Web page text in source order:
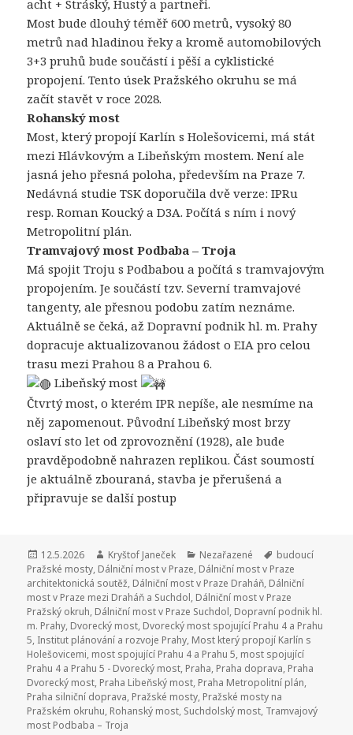
acht + Stráský, Hustý a partneři.
Most bude dlouhý téměř 600 metrů, vysoký 80
metrů nad hladinou řeky a kromě automobilových
3+3 pruhů bude součástí i pěší a cyklistické
propojení. Tento úsek Pražského okruhu se má
začít stavět v roce 2028.
Rohanský most
Most, který propojí Karlín s Holešovicemi, má stát
mezi Hlávkovým a Libeňským mostem. Není ale
jasná jeho přesná poloha, především na Praze 7.
Nedávná studie TSK doporučila dvě verze: IPRu
resp. Roman Koucký a D3A. Počítá s ním i nový
Metropolitní plán.
Tramvajový most Podbaba – Troja
Má spojit Troju s Podbabou a počítá s tramvajovým
propojením. Je součástí tzv. Severní tramvajové
tangenty, ale přesnou podobu zatím neznáme.
Aktuálně se čeká, až Dopravní podnik hl. m. Prahy
dopracuje aktualizovanou žádost o EIA pro celou
trasu mezi Prahou 8 a Prahou 6.
Libeňský most
Čtvrtý most, o kterém IPR nepíše, ale nesmíme na
něj zapomenout. Původní Libeňský most brzy
oslaví sto let od zprovoznění (1928), ale bude
pravděpodobně nahrazen replikou. Část soumostí
je aktuálně zbouraná, stavba je přerušená a
připravuje se další postup
Publikováno:
12.5.2026 Autor:
Kryštof Janeček Rubriky:
Nezařazené Štítky:
budoucí
Pražské mosty, Dálniční most v Praze, Dálniční most v Praze
architektonická soutěž, Dálniční most v Praze Draháň, Dálniční
most v Praze mezi Draháň a Suchdol, Dálniční most v Praze
Pražský okruh, Dálniční most v Praze Suchdol, Dopravní podnik hl.
m. Prahy, Dvorecký most, Dvorecký most spojující Prahu 4 a Prahu
5, Institut plánování a rozvoje Prahy, Most který propojí Karlín s
Holešovicemi, most spojující Prahu 4 a Prahu 5, most spojující
Prahu 4 a Prahu 5 - Dvorecký most, Praha, Praha doprava, Praha
Dvorecký most, Praha Libeňský most, Praha Metropolitní plán,
Praha silniční doprava, Pražské mosty, Pražské mosty na
Pražském okruhu, Rohanský most, Suchdolský most, Tramvajový
most Podbaba – Troja